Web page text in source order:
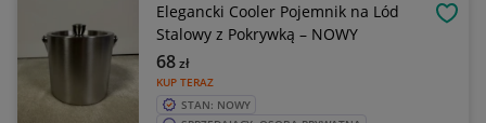
Elegancki Cooler Pojemnik na Lód
Stalowy z Pokrywką – NOWY
KUP TERAZ
68zł
STAN: NOWY